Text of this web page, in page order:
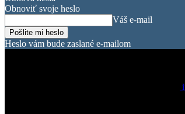
Obnoviť svoje heslo
Váš e-mail
Heslo vám bude zaslané e-mailom